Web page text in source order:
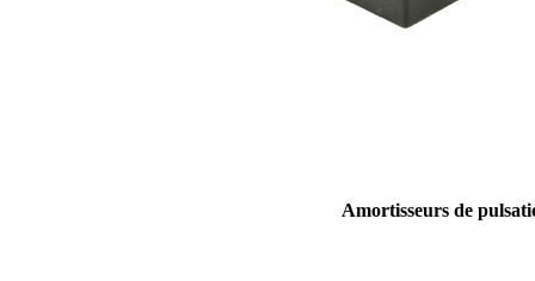
Amortisseurs de